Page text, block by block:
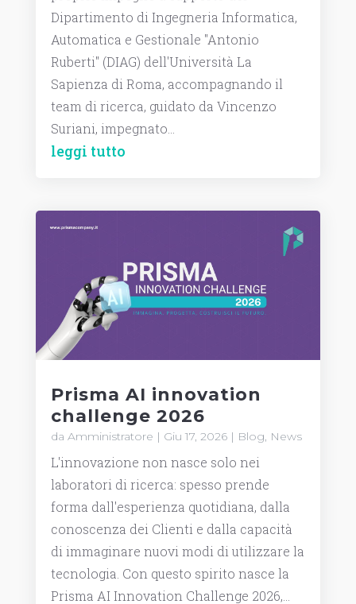
Dipartimento di Ingegneria Informatica,
Automatica e Gestionale "Antonio
Ruberti" (DIAG) dell'Università La
Sapienza di Roma, accompagnando il
team di ricerca, guidato da Vincenzo
Suriani, impegnato...
leggi tutto
Prisma AI innovation
challenge 2026
da Amministratore | Giu 17, 2026| Blog, News
L'innovazione non nasce solo nei
laboratori di ricerca: spesso prende
forma dall'esperienza quotidiana, dalla
conoscenza dei Clienti e dalla capacità
di immaginare nuovi modi di utilizzare la
tecnologia. Con questo spirito nasce la
Prisma AI Innovation Challenge 2026,...